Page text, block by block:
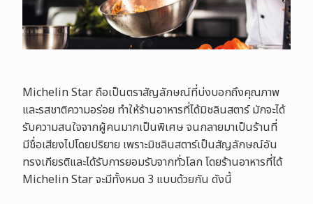
Michelin Star ถือเป็นตราสัญลักษณ์ที่บ่งบอกถึงคุณภาพ
และรสชาติความอร่อย ทำให้ร้านอาหารที่ได้มิชลินสตาร์ มักจะได้
รับความสนใจจากผู้คนมากเป็นพิเศษ จนกลายมาเป็นร้านที่
มีชื่อเสียงไปโดยปริยาย เพราะมิชลินสตาร์เป็นสัญลักษณ์อัน
ทรงเกียรติและได้รับการยอมรับจากทั่วโลก โดยร้านอาหารที่ได้
Michelin Star จะมีทั้งหมด 3 แบบด้วยกัน ดังนี้